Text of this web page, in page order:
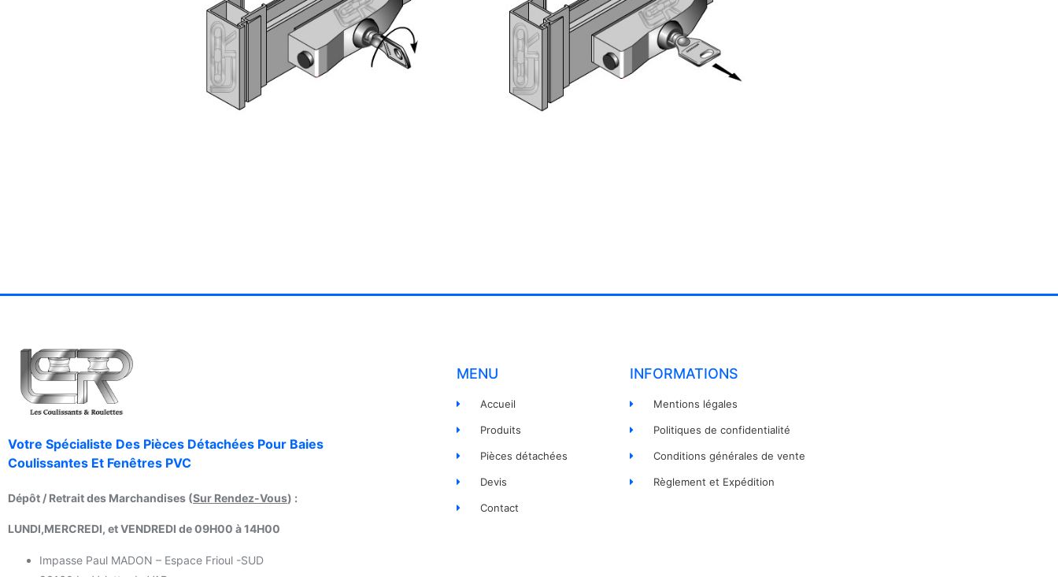
Votre Spécialiste Des Pièces Détachées Pour Baies
Coulissantes Et Fenêtres PVC
Dépôt / Retrait des Marchandises (Sur Rendez-Vous) :
LUNDI,MERCREDI, et VENDREDI de 09H00 à 14H00
Impasse Paul MADON – Espace Frioul -SUD
MENU
Accueil
Produits
Pièces détachées
Devis
Contact
INFORMATIONS
Mentions légales
Politiques de confidentialité
Conditions générales de vente
Règlement et Expédition